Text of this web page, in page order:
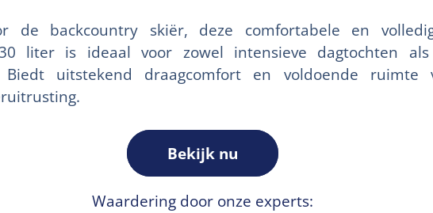
de backcountry skiër, deze comfortabele en
liter is ideaal voor zowel intensieve dagtochten als
Biedt uitstekend draagcomfort en voldoende
Bekijk nu
Waardering door onze experts: